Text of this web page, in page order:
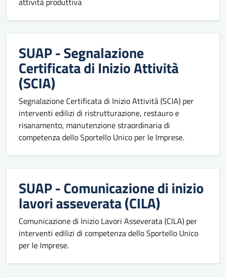
SUAP - Segnalazione
Certificata di Inizio Attività
(SCIA)
Segnalazione Certificata di Inizio Attività (SCIA) per
interventi edilizi di ristrutturazione, restauro e
risanamento, manutenzione straordinaria di
competenza dello Sportello Unico per le Imprese.
SUAP - Comunicazione di inizio
lavori asseverata (CILA)
Comunicazione di Inizio Lavori Asseverata (CILA) per
interventi edilizi di competenza dello Sportello Unico
per le Imprese.